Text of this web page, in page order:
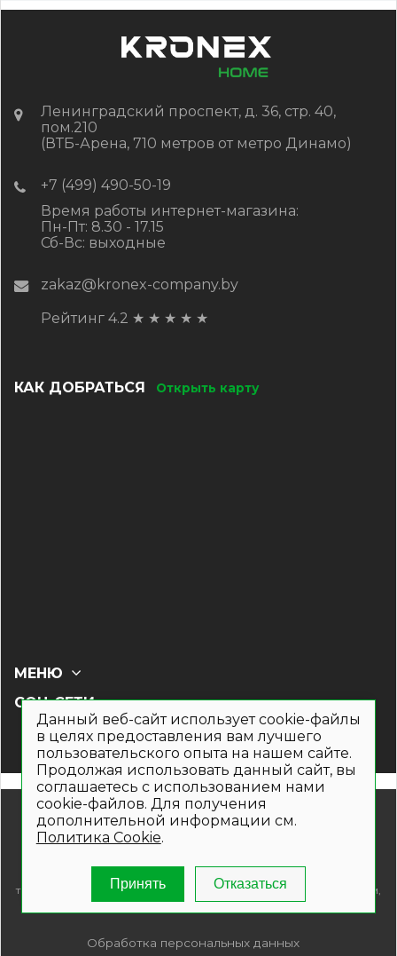
КУПИТЬ
Ленинградский проспект, д. 36, стр. 40,
пом.210
(ВТБ-Арена, 710 метров от метро Динамо)
+7 (499) 490-50-19
Время работы интернет-магазина:
Пн-Пт: 8.30 - 17.15
Сб-Вс: выходные
zakaz@kronex-company.by
Рейтинг 4.2 ★ ★ ★ ★ ★
КАК ДОБРАТЬСЯ Открыть карту
СОЦ СЕТИ
МЕНЮ
© 2019- 2026. Общество с ограниченной ответственностью
«Кронекс»
Информация на сайте носит рекламно-информационный
товаров и (или) услуг , пожалуйста, обращайтесь по телефонам,
указанным на сайте.
Обработка персональных данных
Данный веб-сайт использует cookie-файлы
в целях предоставления вам лучшего
пользовательского опыта на нашем сайте.
Продолжая использовать данный сайт, вы
соглашаетесь с использованием нами
cookie-файлов. Для получения
дополнительной информации см.
Политика Cookie.
Принять Отказаться